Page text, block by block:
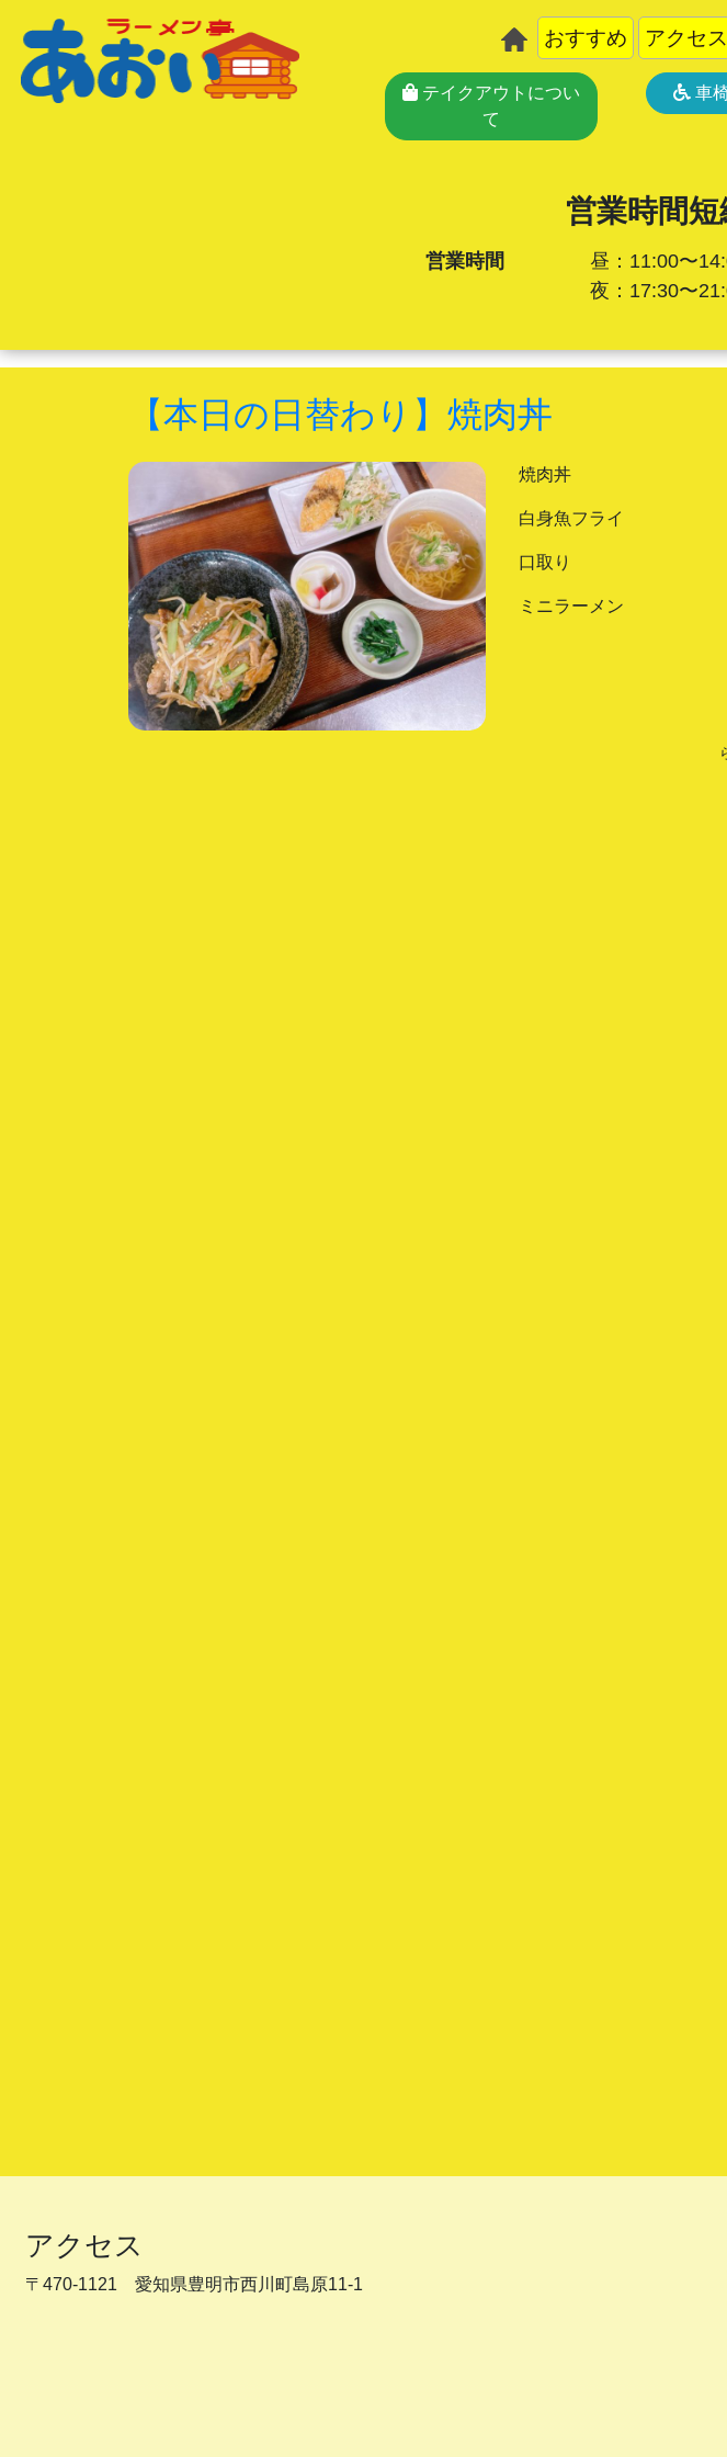
おすすめ アクセス
テイクアウトについ
て
車
営業時間
営業時間
昼：11:00〜
夜：17:30〜
【本日の日替わり】焼肉丼
焼肉丼
白身魚フライ
口取り
ミニラーメン
アクセス
〒470-1121 愛知県豊明市西川町島原11-1